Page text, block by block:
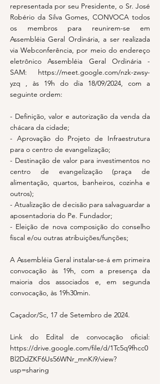
representada por seu Presidente, o Sr. José
Robério da Silva Gomes, CONVOCA todos
os membros para reunirem-se em
Assembléia Geral Ordinária, a ser realizada
via Webconferência, por meio do endereço
eletrônico Assembléia Geral Ordinária -
SAM: https://meet.google.com/nzk-zwsy-
yzq , às 19h do dia 18/09/2024, com a
seguinte ordem:
- Definição, valor e autorização da venda da
chácara da cidade;
- Aprovação do Projeto de Infraestrutura
para o centro de evangelização;
- Destinação de valor para investimentos no
centro de evangelização (praça de
alimentação, quartos, banheiros, cozinha e
outros);
- Atualização de decisão para salvaguardar a
aposentadoria do Pe. Fundador;
- Eleição de nova composição do conselho
fiscal e/ou outras atribuições/funções;
A Assembléia Geral instalar-se-á em primeira
convocação às 19h, com a presença da
maioria dos associados e, em segunda
convocação, às 19h30min.
Caçador/Sc, 17 de Setembro de 2024.
Link do Edital de convocação oficial:
https://drive.google.com/file/d/1Tc5q9fhcc0
Bl2DdZKF6Us56WNr_mnKi9/view?
usp=sharing